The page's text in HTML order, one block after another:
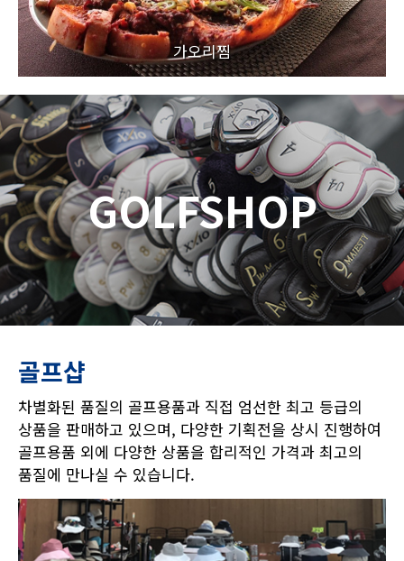
가오리찜
GOLFSHOP
골프샵
차별화된 품질의 골프용품과 직접 엄선한 최고 등급의
상품을 판매하고 있으며, 다양한 기획전을 상시 진행하여
골프용품 외에 다양한 상품을 합리적인 가격과 최고의
품질에 만나실 수 있습니다.